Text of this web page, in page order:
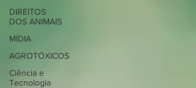
DIREITOS
DOS ANIMAIS
MÍDIA
AGROTÓXICOS
Ciência e
Tecnologia